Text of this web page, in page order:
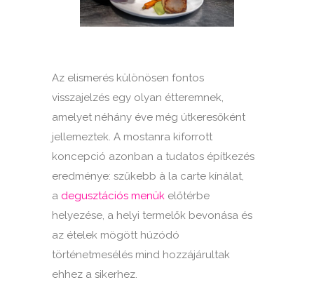
Az elismerés különösen fontos
visszajelzés egy olyan étteremnek,
amelyet néhány éve még útkeresőként
jellemeztek. A mostanra kiforrott
koncepció azonban a tudatos építkezés
eredménye: szűkebb à la carte kínálat,
a degusztációs menük előtérbe
helyezése, a helyi termelők bevonása és
az ételek mögött húzódó
történetmesélés mind hozzájárultak
ehhez a sikerhez.